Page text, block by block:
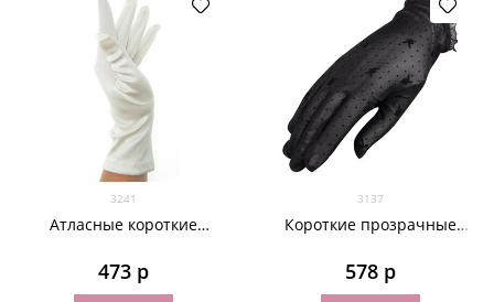
3241
Атласные короткие
473 р
3137
Короткие прозрачные
плейбойчиками. 6 цветов
578 р